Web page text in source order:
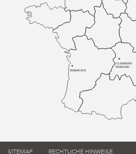
BORDEAUX
CLERMONT-
FERRAND
SITEMAP RECHTLICHE HINWEISE